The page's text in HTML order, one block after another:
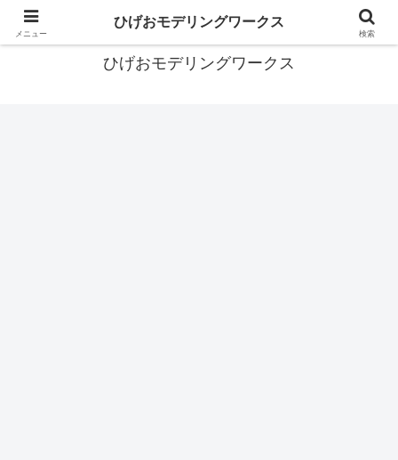
あなたの背中を押すガンプラブログ
ひげおモデリングワークス
メニュー
ひげおモデリングワークス
検索